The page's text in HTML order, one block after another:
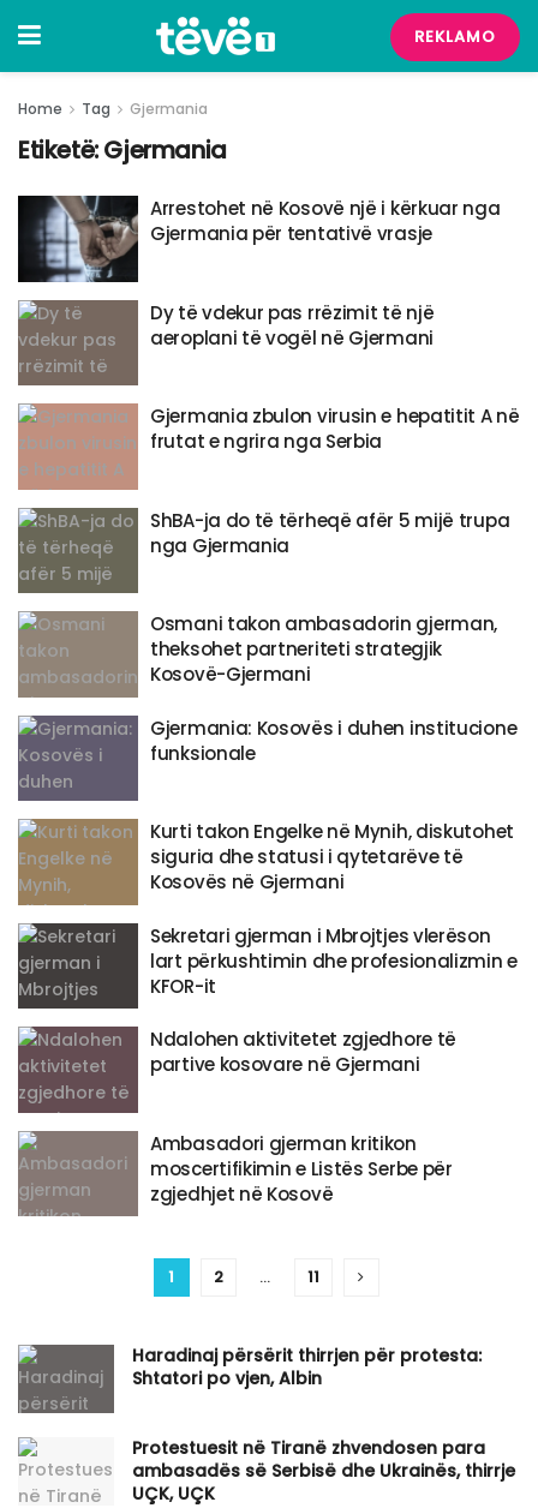
REKLAMO
Home Tag Gjermania
Etiketë:Gjermania
Arrestohet në Kosovë një i kërkuar nga
Gjermania për tentativë vrasje
​Dy të vdekur pas rrëzimit të një
aeroplani të vogël në Gjermani
Gjermania zbulon virusin e hepatitit A në
frutat e ngrira nga Serbia
ShBA-ja do të tërheqë afër 5 mijë trupa
nga Gjermania
Osmani takon ambasadorin gjerman,
theksohet partneriteti strategjik
Kosovë-Gjermani
Gjermania: Kosovës i duhen institucione
funksionale
Kurti takon Engelke në Mynih, diskutohet
siguria dhe statusi i qytetarëve të
Kosovës në Gjermani
​Sekretari gjerman i Mbrojtjes vlerëson
lart përkushtimin dhe profesionalizmin e
KFOR-it
Ndalohen aktivitetet zgjedhore të
partive kosovare në Gjermani
Ambasadori gjerman kritikon
moscertifikimin e Listës Serbe për
zgjedhjet në Kosovë
1 2 … 11
Haradinaj përsërit thirrjen për protesta:
Shtatori po vjen, Albin
Protestuesit në Tiranë zhvendosen para
ambasadës së Serbisë dhe Ukrainës, thirrje
UÇK, UÇK